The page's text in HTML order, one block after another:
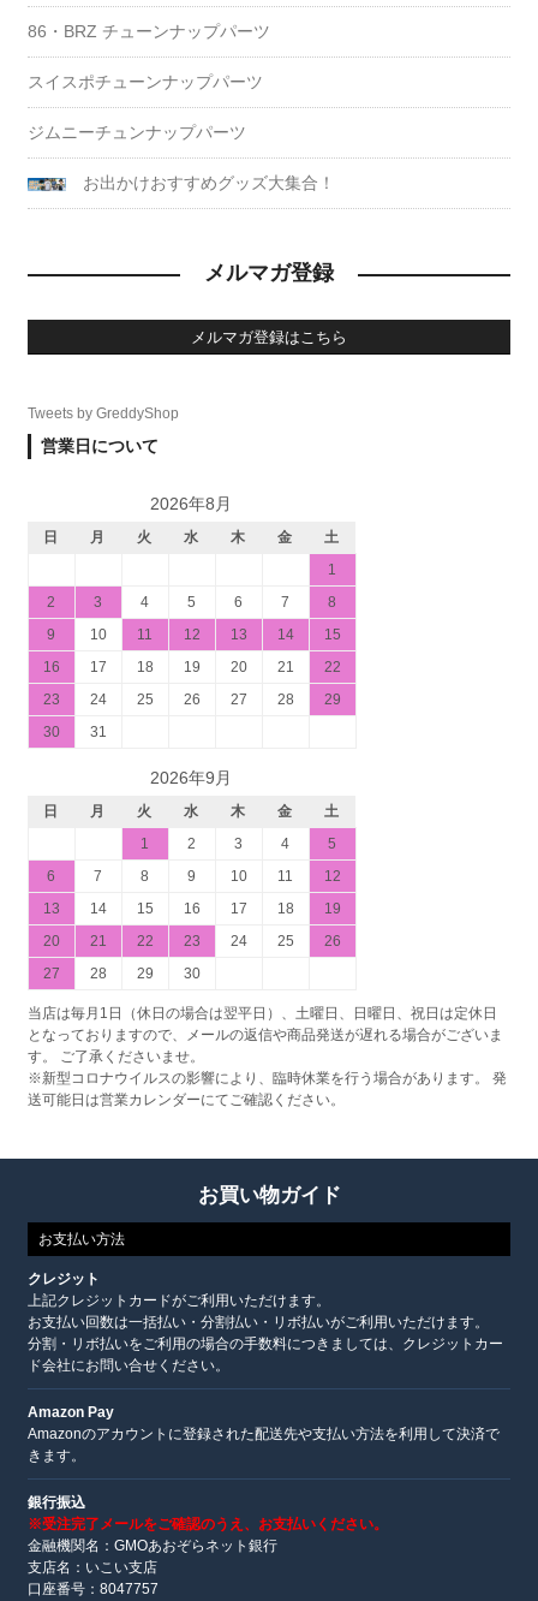
86・BRZ チューンナップパーツ
スイスポチューンナップパーツ
ジムニーチュンナップパーツ
お出かけおすすめグッズ大集合！
メルマガ登録
メルマガ登録はこちら
Tweets by GreddyShop
営業日について
2026年8月
日 月 火 水 木 金
土
1
2
3 4 5 6 7
8
9
10 11 12 13 14
15
16
17 18 19 20 21
22
23
24 25 26 27 28
29
30
31
2026年9月
日 月 火 水 木 金
土
1
2 3 4
5
6
7 8 9 10 11
12
13
14 15 16 17 18
19
20
21 22 23 24 25
26
27
28 29 30
当店は毎月1日（休日の場合は翌平日）、土曜日、日曜日、祝日は定休日
となっておりますので、メールの返信や商品発送が遅れる場合がございま
す。 ご了承くださいませ。
※新型コロナウイルスの影響により、臨時休業を行う場合があります。 発
送可能日は営業カレンダーにてご確認ください。
お買い物ガイド
お支払い方法
クレジット
上記クレジットカードがご利用いただけます。
お支払い回数は一括払い・分割払い・リボ払いがご利用いただけます。
分割・リボ払いをご利用の場合の手数料につきましては、クレジットカー
ド会社にお問い合せください。
Amazon Pay
Amazonのアカウントに登録された配送先や支払い方法を利用して決済で
きます。
銀行振込
※受注完了メールをご確認のうえ、お支払いください。
金融機関名：GMOあおぞらネット銀行
支店名：いこい支店
口座番号：8047757